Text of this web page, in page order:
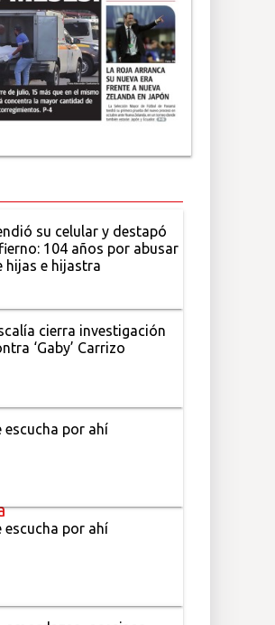
su celular y destapó
104 años por abusar
hijas e hijastra
cierra investigación
‘Gaby’ Carrizo
escucha por ahí
escucha por ahí